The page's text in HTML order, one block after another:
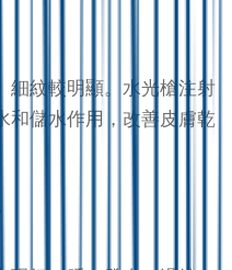
細紋較明顯。水光槍注射
和儲水作用，改善皮膚乾